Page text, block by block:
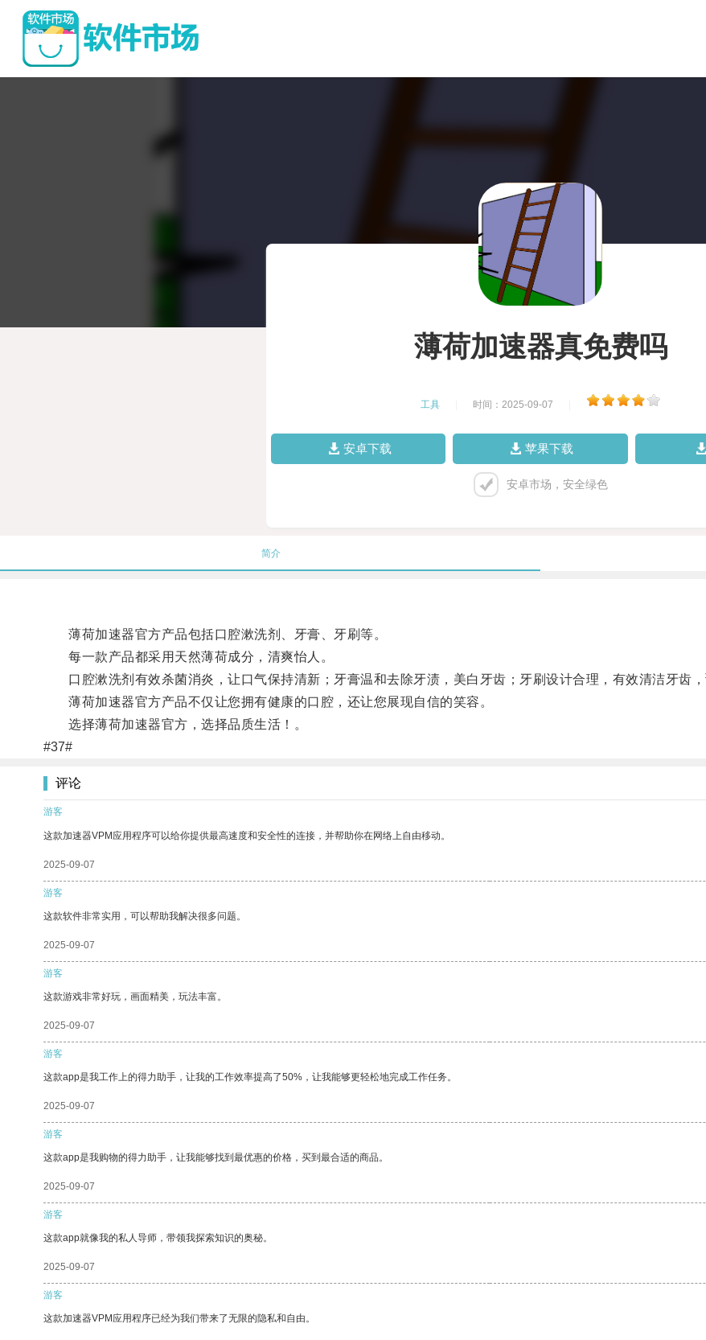
薄荷加速器真免费吗
工具 时间：2025-09-07
安卓下载 苹果下载
安卓市场，安全绿色
简介
薄荷加速器官方产品包括口腔漱洗剂、牙膏、牙刷等。
每一款产品都采用天然薄荷成分，清爽怡人。
口腔漱洗剂有效杀菌消炎，让口气保持清新；牙膏温和去除牙渍，美白牙齿；牙刷设计合理，有效清洁牙齿，
薄荷加速器官方产品不仅让您拥有健康的口腔，还让您展现自信的笑容。
选择薄荷加速器官方，选择品质生活！。
#37#
评论
游客
这款加速器VPM应用程序可以给你提供最高速度和安全性的连接，并帮助你在网络上自由移动。
2025-09-07
游客
这款软件非常实用，可以帮助我解决很多问题。
2025-09-07
游客
这款游戏非常好玩，画面精美，玩法丰富。
2025-09-07
游客
这款app是我工作上的得力助手，让我的工作效率提高了50%，让我能够更轻松地完成工作任务。
2025-09-07
游客
这款app是我购物的得力助手，让我能够找到最优惠的价格，买到最合适的商品。
2025-09-07
游客
这款app就像我的私人导师，带领我探索知识的奥秘。
2025-09-07
游客
这款加速器VPM应用程序已经为我们带来了无限的隐私和自由。